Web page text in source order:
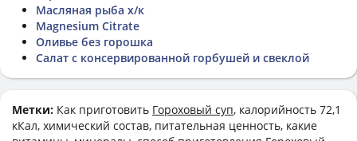
Масляная рыба х/к
Magnesium Citrate
Оливье без горошка
Салат с консервированной горбушей и свеклой
Метки: Как приготовить Гороховый суп, калорийность 72,1
кКал, химический состав, питательная ценность, какие